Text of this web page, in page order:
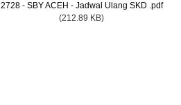
2728 - SBY ACEH - Jadwal Ulang SKD .pdf
(212.89 KB)